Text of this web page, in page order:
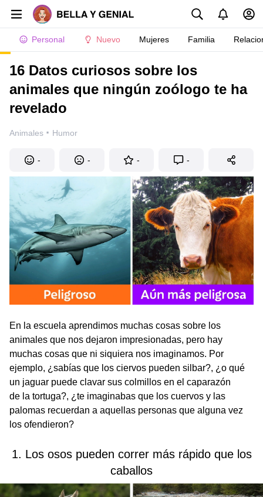
Personal Nuevo Mujeres Familia
16 Datos curiosos sobre los
animales que ningún zoólogo te ha
revelado
Animales · Humor
- - - -
En la escuela aprendimos muchas cosas sobre los
animales que nos dejaron impresionadas, pero hay
muchas cosas que ni siquiera nos imaginamos. Por
ejemplo, ¿sabías que los ciervos pueden silbar?, ¿o qué
un jaguar puede clavar sus colmillos en el caparazón
de la tortuga?, ¿te imaginabas que los cuervos y las
palomas recuerdan a aquellas personas que alguna vez
los ofendieron?
1. Los osos pueden correr más rápido que los
caballos